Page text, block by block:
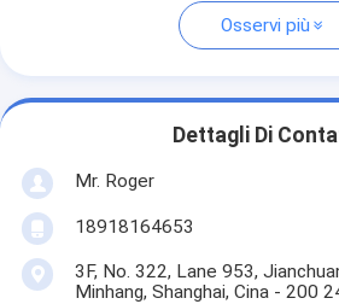
Osservi più
Dettagli Di
Mr. Roger
18918164653
3F, No. 322, Lane 953,
Minhang, Shanghai, Cina - 200